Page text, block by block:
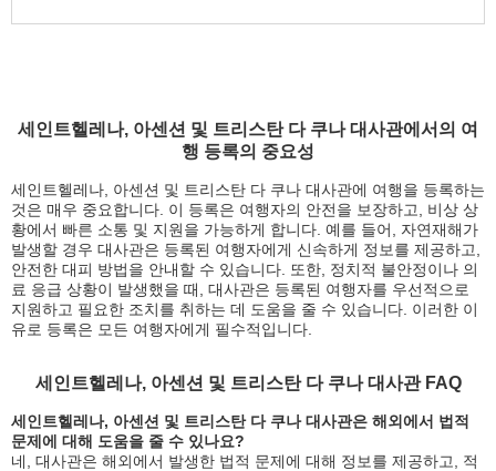
세인트헬레나, 아센션 및 트리스탄 다 쿠나 대사관에서의 여
행 등록의 중요성
세인트헬레나, 아센션 및 트리스탄 다 쿠나 대사관에 여행을 등록하는
것은 매우 중요합니다. 이 등록은 여행자의 안전을 보장하고, 비상 상
황에서 빠른 소통 및 지원을 가능하게 합니다. 예를 들어, 자연재해가
발생할 경우 대사관은 등록된 여행자에게 신속하게 정보를 제공하고,
안전한 대피 방법을 안내할 수 있습니다. 또한, 정치적 불안정이나 의
료 응급 상황이 발생했을 때, 대사관은 등록된 여행자를 우선적으로
지원하고 필요한 조치를 취하는 데 도움을 줄 수 있습니다. 이러한 이
유로 등록은 모든 여행자에게 필수적입니다.
세인트헬레나, 아센션 및 트리스탄 다 쿠나 대사관 FAQ
세인트헬레나, 아센션 및 트리스탄 다 쿠나 대사관은 해외에서 법적
문제에 대해 도움을 줄 수 있나요?
네, 대사관은 해외에서 발생한 법적 문제에 대해 정보를 제공하고, 적